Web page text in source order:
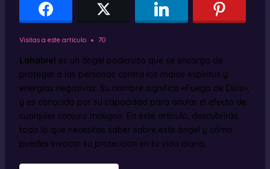
Visitas a este artículo 70
Lahabiel es un ángel poderoso que se encarga de
proteger a las personas contra los malos espíritus y
energías negativas. Su nombre significa «Fuego de Dios»,
y es conocido por su capacidad para anular el efecto de
cualquier conjuro maligno. En este artículo, descubrirás
todo lo que necesitas saber sobre este ángel y cómo
puedes invocar su protección en tu vida diaria.